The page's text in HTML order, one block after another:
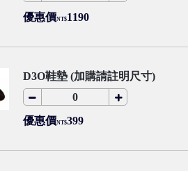
優惠價NT$1190
D3O鞋墊 (加購請註明尺寸)
優惠價NT$399